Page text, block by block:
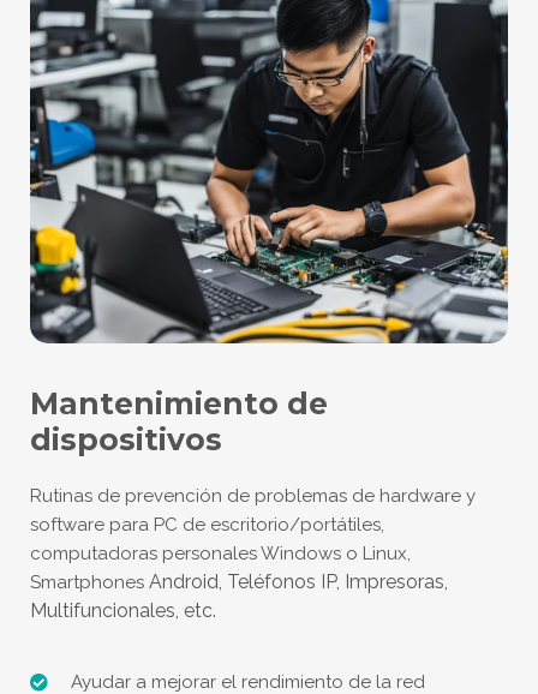
Mantenimiento de
dispositivos
Rutinas de prevención de problemas de hardware y
software para PC de escritorio/portátiles,
computadoras personales Windows o Linux,
Smartphones Android, Teléfonos IP, Impresoras,
Multifuncionales, etc.
Ayudar a mejorar el rendimiento de la red